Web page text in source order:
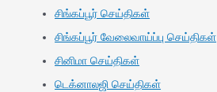
சிங்கப்பூர் செய்திகள்
சிங்கப்பூர் வேலைவாய்ப்பு செய்திகள்
சினிமா செய்திகள்
டெக்னாலஜி செய்திகள்